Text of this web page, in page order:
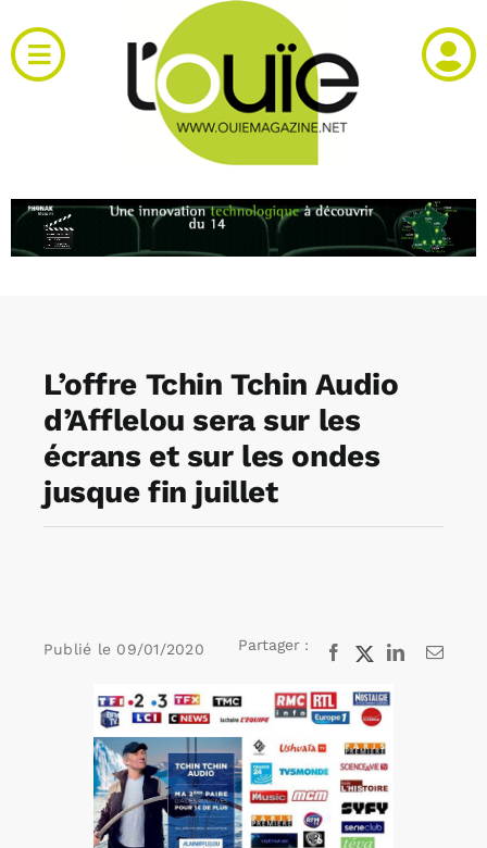
au
contenu
Toggle
Navigation
RH et emploi
Agenda
Kiosque
Annonces emploi
L’offre Tchin Tchin Audio
d’Afflelou sera sur les
écrans et sur les ondes
jusque fin juillet
Publié le 09/01/2020 Partager : Facebook
X LinkedInEmail
l'image
agrandie